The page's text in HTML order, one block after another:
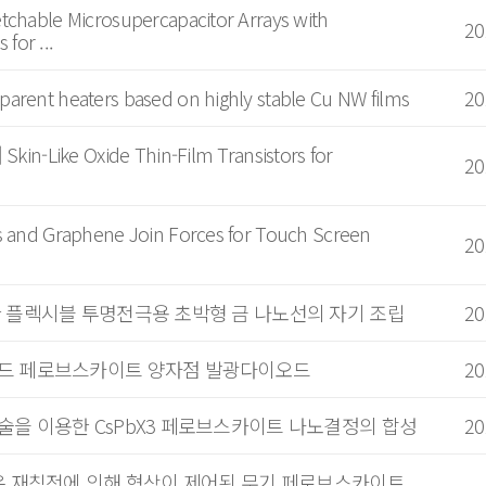
Microsupercapacitor Arrays with
for ...
heaters based on highly stable Cu NW films
Like Oxide Thin-Film Transistors for
and Graphene Join Forces for Touch Screen
렉시블 투명전극용 초박형 금 나노선의 자기 조립
페로브스카이트 양자점 발광다이오드
을 이용한 CsPbX3 페로브스카이트 나노결정의 합성